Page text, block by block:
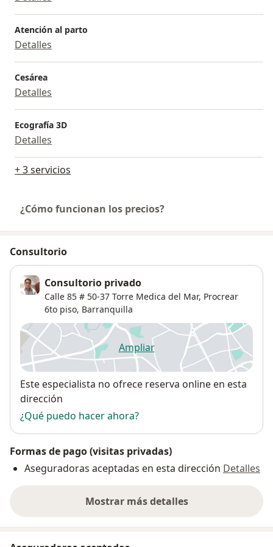
Atención al parto
Detalles
Cesárea
Detalles
Ecografía 3D
Detalles
+ 3 servicios
¿Cómo funcionan los precios?
Consultorio
Consultorio privado
Calle 85 # 50-37 Torre Medica del Mar, Procrear
6to piso, Barranquilla
Ampliarse abre en una nueva
Disponibilidad
Este especialista no ofrece reserva online en esta
dirección
¿Qué puedo hacer ahora?
Formas de pago (visitas privadas)
Aseguradoras aceptadas en esta dirección Detalles
Mostrar más detalles
sobre la dirección